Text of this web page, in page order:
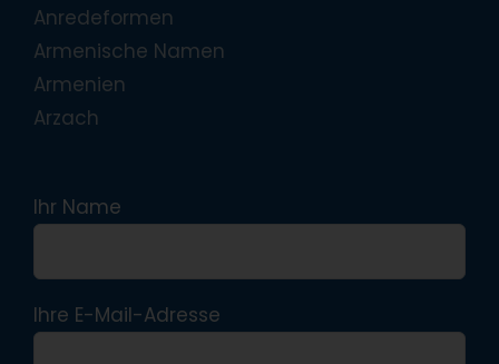
Anredeformen
Armenische Namen
Armenien
Arzach
Ihr Name
Ihre E-Mail-Adresse